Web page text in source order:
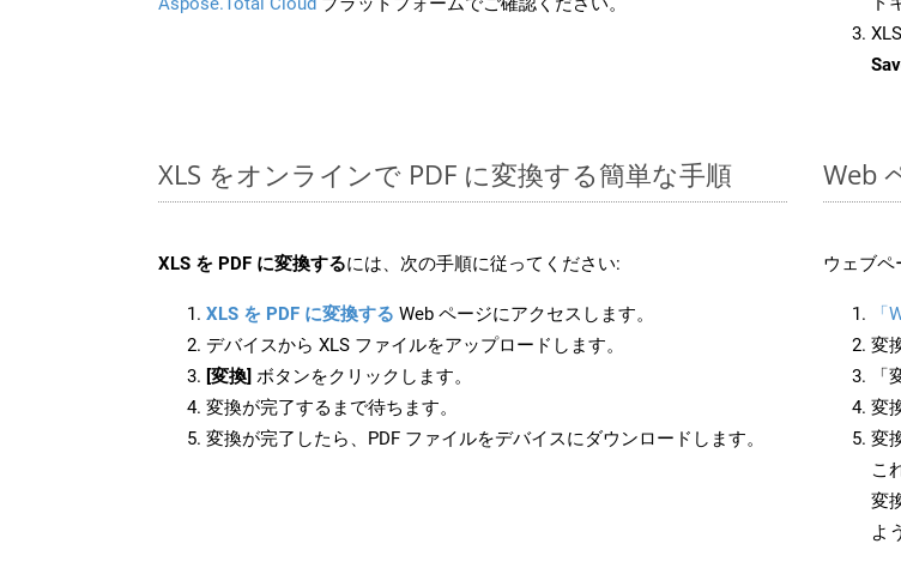
XLS をオンラインで PDF に変換する簡単な手順
XLS を PDF に変換するには、次の手順に従ってください:
XLS を PDF に変換する Web ページにアクセスします。
デバイスから XLS ファイルをアップロードします。
[変換] ボタンをクリックします。
変換が完了するまで待ちます。
変換が完了したら、PDF ファイルをデバイスにダウンロードします。
Web
ウェブペ
「
変
変
変
こ
変
よ